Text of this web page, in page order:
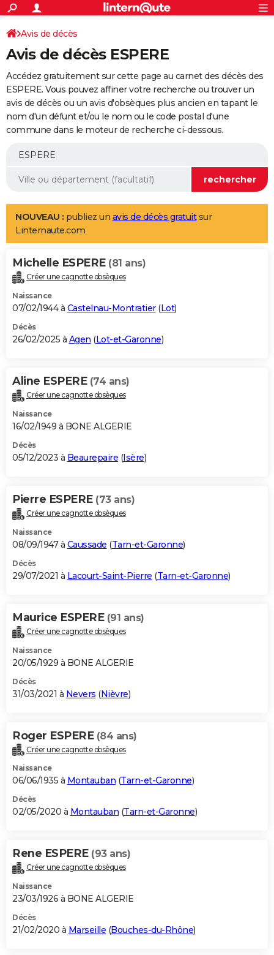
ACTUALITÉS
Politique
Société
Faits Divers
Education
Monde
Villes
+
SPORT
Coupe du monde 2026
Football
Tennis
Cyclisme
Rugby
Forum
Programme TV
TNT
Streaming
Cinéma
Sorties cinéma
Musique
+
FINANCE
Retraite
Epargne
Immobilier
Risques naturels par ville
Banque
Assurance
AUTO
Essais
Réserver un essai
Citadines
Berlines
SUV
Forum auto
+
Mobiles
Meilleur smartphone
Internet
Ordinateurs
Jeux vidéo
Guide high-tech
Aménagement intérieur
LIFESTYLE
Art de vivre
Bien-être
Loisirs
Mode
Modes de vie
Alimentation
Guide de la santé
Maladies
Médicaments
Sommeil
VOYAGE
Destinations
City break
Voyage nature
Voyage de noces
Forum
Climat
+PHOTO
GUIDES D'ACHAT
BONS PLANS
Carte de Noël
Carte Bonne année
Carte Saint-Valentin
Carte Pâques
Carte d'anniversaire
DICTIONNAIRE
Dictionnaire
Biographies
Citations
Expressions
Proverbes
PROGRAMME TV
S'inscrire
Se connecter
Lycées
Collèges
Primaires
Universités
Entreprises
Service militaire
Avis de recherche
AVIS DE DÉCÈS
Bricolage
Lifestyle
Culture
Sport
Auto
Television
Voyage
Cinema
Avis de décès
Avis de décès ESPERE
Accédez gratuitement sur cette page au carnet des décès des
ESPERE. Vous pouvez affiner votre recherche ou trouver un
avis de décès ou un avis d'obsèques plus ancien en tapant le
nom d'un défunt et/ou le nom ou le code postal d'une
commune dans le moteur de recherche ci-dessous.
NOUVEAU : publiez un avis de décès gratuitsur
Linternaute.com
Michelle ESPERE (81 ans)
Créer une cagnotte obsèques
Naissance
07/02/1944 à Castelnau-Montratier(Lot)
Décès
26/02/2025 à Agen (Lot-et-Garonne)
Aline ESPERE (74 ans)
Créer une cagnotte obsèques
Naissance
16/02/1949 à BONE ALGERIE
Décès
05/12/2023 à Beaurepaire (Isère)
Pierre ESPERE (73 ans)
Créer une cagnotte obsèques
Naissance
08/09/1947 à Caussade (Tarn-et-Garonne)
Décès
29/07/2021 à Lacourt-Saint-Pierre (Tarn-et-Garonne)
Maurice ESPERE (91 ans)
Créer une cagnotte obsèques
Naissance
20/05/1929 à BONE ALGERIE
Décès
31/03/2021 à Nevers (Nièvre)
Roger ESPERE (84 ans)
Créer une cagnotte obsèques
Naissance
06/06/1935 à Montauban (Tarn-et-Garonne)
Décès
02/05/2020 à Montauban (Tarn-et-Garonne)
Rene ESPERE (93 ans)
Créer une cagnotte obsèques
Naissance
23/03/1926 à BONE ALGERIE
Décès
21/02/2020 à Marseille (Bouches-du-Rhône)